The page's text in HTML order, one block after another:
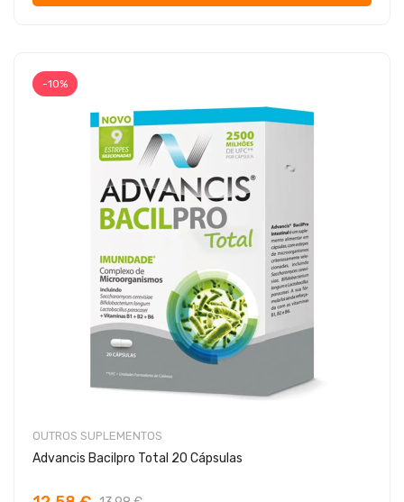
-10%
OUTROS SUPLEMENTOS
Advancis Bacilpro Total 20 Cápsulas